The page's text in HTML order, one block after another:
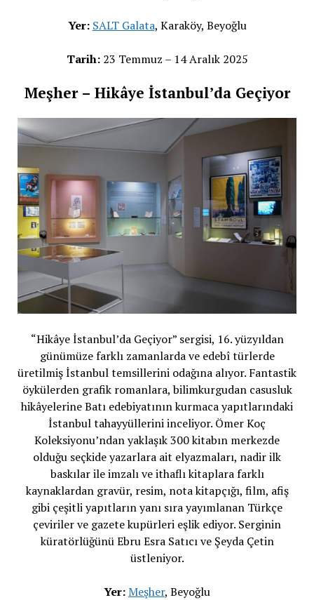
Yer: SALT Galata, Karaköy, Beyoğlu
Tarih:23 Temmuz – 14 Aralık 2025
Meşher – Hikâye İstanbul’da Geçiyor
“Hikâye İstanbul’da Geçiyor” sergisi, 16. yüzyıldan
günümüze farklı zamanlarda ve edebî türlerde
üretilmiş İstanbul temsillerini odağına alıyor. Fantastik
öykülerden grafik romanlara, bilimkurgudan casusluk
hikâyelerine Batı edebiyatının kurmaca yapıtlarındaki
İstanbul tahayyüllerini inceliyor. Ömer Koç
Koleksiyonu’ndan yaklaşık 300 kitabın merkezde
olduğu seçkide yazarlara ait elyazmaları, nadir ilk
baskılar ile imzalı ve ithaflı kitaplara farklı
kaynaklardan gravür, resim, nota kitapçığı, film, afiş
gibi çeşitli yapıtların yanı sıra yayımlanan Türkçe
çeviriler ve gazete kupürleri eşlik ediyor. Serginin
küratörlüğünü Ebru Esra Satıcı ve Şeyda Çetin
üstleniyor.
Yer:Meşher, Beyoğlu